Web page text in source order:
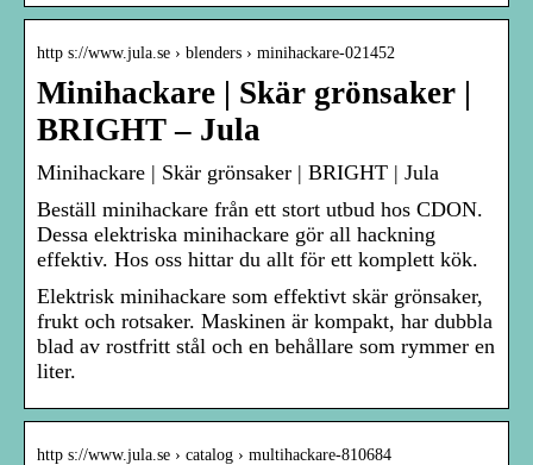
http s://www.jula.se › blenders › minihackare-021452
Minihackare | Skär grönsaker |
BRIGHT – Jula
Minihackare | Skär grönsaker | BRIGHT | Jula
Beställ minihackare från ett stort utbud hos CDON.
Dessa elektriska minihackare gör all hackning
effektiv. Hos oss hittar du allt för ett komplett kök.
Elektrisk minihackare som effektivt skär grönsaker,
frukt och rotsaker. Maskinen är kompakt, har dubbla
blad av rostfritt stål och en behållare som rymmer en
liter.
http s://www.jula.se › catalog › multihackare-810684